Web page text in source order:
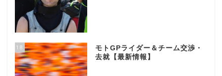
18
モトGPライダー＆チーム交渉・
去就【最新情報】